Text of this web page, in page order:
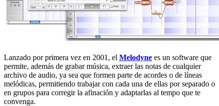
Lanzado por primera vez en 2001, el Melodyne es un software que
permite, además de grabar música, extraer las notas de cualquier
archivo de audio, ya sea que formen parte de acordes o de líneas
melódicas, permitiendo trabajar con cada una de ellas por separado o
en grupos para corregir la afinación y adaptarlas al tempo que te
convenga.